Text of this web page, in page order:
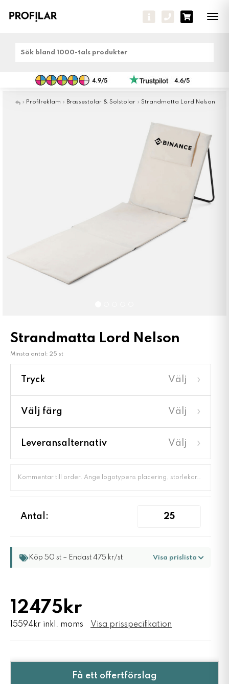
» Profilreklam » Brassestolar & Solstolar » Strandmatta Lord Nelson
Strandmatta Lord Nelson
Minsta antal: 25 st
Tryck Välj ›
Välj färg Välj ›
Leveransalternativ Välj ›
Antal:
Köp 50 st – Endast 475 kr/st Visa prislista
12475kr
15594kr inkl. moms Visa prisspecifikation
Få ett offertförslag